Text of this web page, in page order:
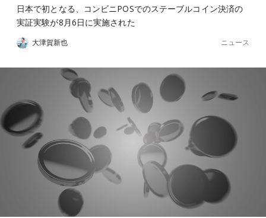
日本で初となる、コンビニPOSでのステーブルコイン決済の
実証実験が8月6日に実施された
大津賀新也 ニュース